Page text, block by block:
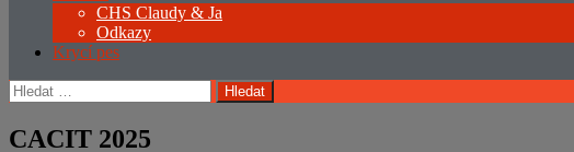
CHS Claudy & Ja
Odkazy
Krycí pes
Vyhledávání
CACIT 2025